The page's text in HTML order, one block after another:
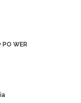
WER